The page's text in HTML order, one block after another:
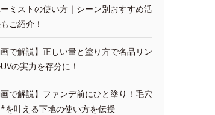
ミストの使い方｜シーン別おすすめ活
ご紹介！
画で解説】正しい量と塗り方で名品リン
の実力を存分に！
画で解説】ファンデ前にひと塗り！毛穴
を叶える下地の使い方を伝授